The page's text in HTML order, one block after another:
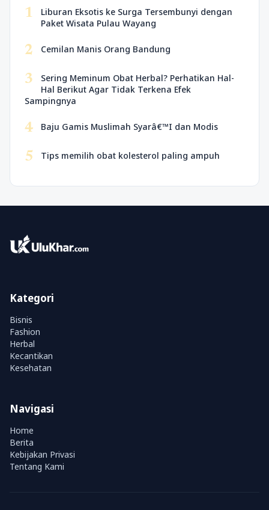
1
Liburan Eksotis ke Surga Tersembunyi dengan
Paket Wisata Pulau Wayang
2 Cemilan Manis Orang Bandung
3
Sering Meminum Obat Herbal? Perhatikan Hal-
Hal Berikut Agar Tidak Terkena Efek
Sampingnya
4 Baju Gamis Muslimah Syarâ€™I dan Modis
5 Tips memilih obat kolesterol paling ampuh
Kategori
Bisnis
Fashion
Herbal
Kecantikan
Kesehatan
Navigasi
Home
Berita
Kebijakan Privasi
Tentang Kami